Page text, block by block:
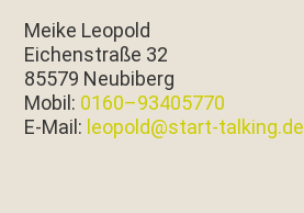
Meike Leopold
Eichen­straße 32
85579 Neubiberg
Mobil: 0160–93405770
E‑Mail: leopold@start-talking.de